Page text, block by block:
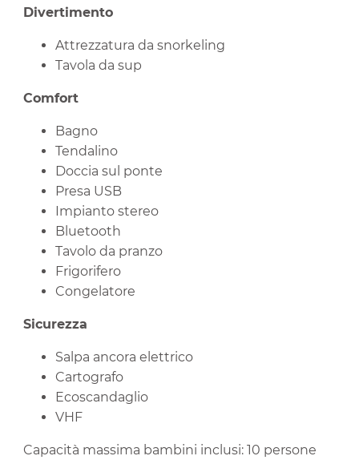
Divertimento
Attrezzatura da snorkeling
Tavola da sup
Comfort
Bagno
Tendalino
Doccia sul ponte
Presa USB
Impianto stereo
Bluetooth
Tavolo da pranzo
Frigorifero
Congelatore
Sicurezza
Salpa ancora elettrico
Cartografo
Ecoscandaglio
VHF
Capacità massima bambini inclusi: 10 persone